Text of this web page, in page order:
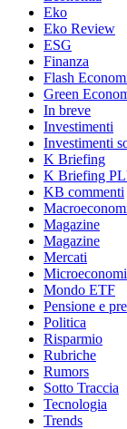
Eko
Eko Review
ESG
Finanza
Flash
Green
In breve
Investimenti
Investimenti
K Briefing
K Briefing
KB commenti
Magazine
Magazine
Mercati
Mondo ETF
Pensione e
Politica
Risparmio
Rubriche
Rumors
Sotto Traccia
Tecnologia
Trends